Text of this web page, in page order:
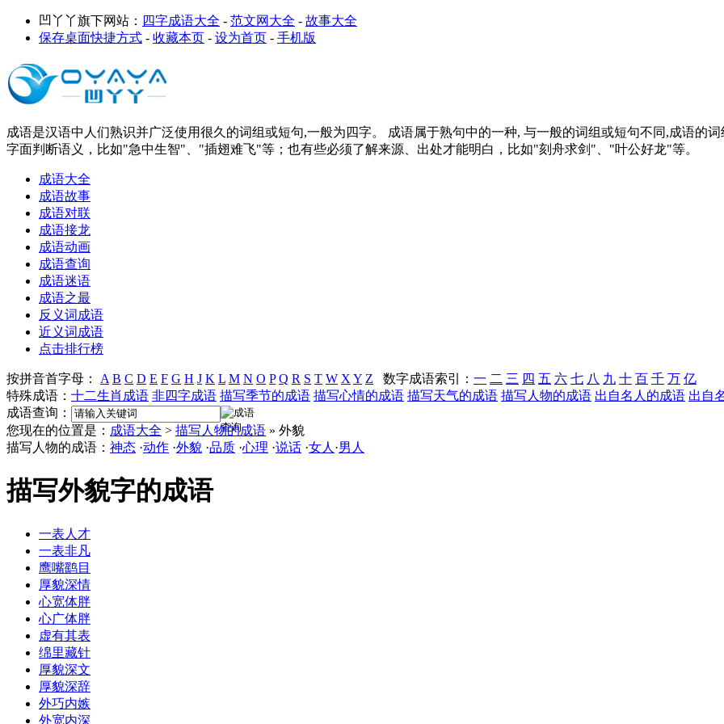
凹丫丫旗下网站： 四字成语大全 - 范文网大全 - 故事大全
保存桌面快捷方式 - 收藏本页 - 设为首页 - 手机版
成语是汉语中人们熟识并广泛使用很久的词组或短句,一般为四字。 成语属于熟句中的一种, 与一般的词组或短句不同,成语的
字面判断语义，比如"急中生智"、"插翅难飞"等；也有些必须了解来源、出处才能明白，比如"刻舟求剑"、"叶公好龙"等。
成语大全
成语故事
成语对联
成语接龙
成语动画
成语查询
成语迷语
成语之最
反义词成语
近义词成语
点击排行榜
按拼音首字母： A B C D E F G H J K L M N O P Q R S T W X Y Z 数字成语索引： 一 二 三 四 五 六 七 八 九 十 百 千 万 亿
特殊成语： 十二生肖成语 非四字成语 描写季节的成语 描写心情的成语 描写天气的成语 描写人物的成语 出自名人的成语 出自
成语查询：
您现在的位置是： 成语大全 > 描写人物的成语 » 外貌
描写人物的成语： 神态 ·动作 ·外貌 ·品质 ·心理 ·说话 ·女人 ·男人
描写外貌字的成语
一表人才
一表非凡
鹰嘴鹞目
厚貌深情
心宽体胖
心广体胖
虚有其表
绵里藏针
厚貌深文
厚貌深辞
外巧内嫉
外宽内深